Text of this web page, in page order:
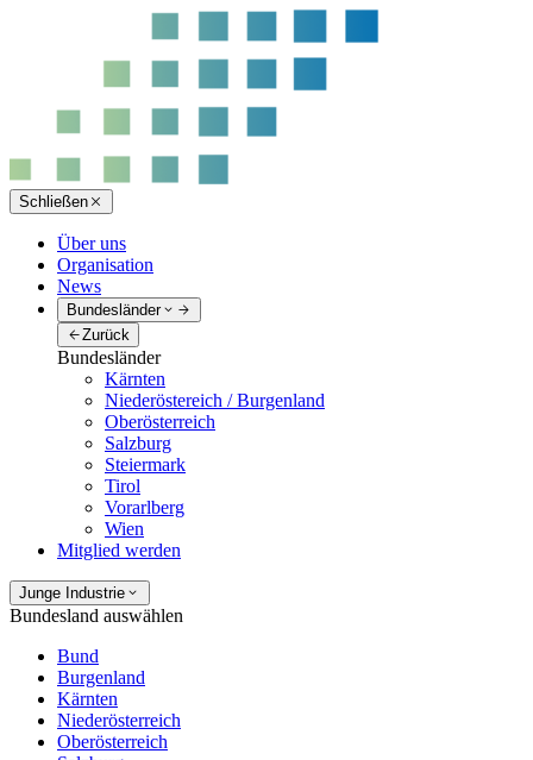
Schließen
Über uns
Organisation
News
Bundesländer
Zurück
Bundesländer
Kärnten
Niederöstereich / Burgenland
Oberösterreich
Salzburg
Steiermark
Tirol
Vorarlberg
Wien
Mitglied werden
Junge Industrie
Bundesland auswählen
Bund
Burgenland
Kärnten
Niederösterreich
Oberösterreich